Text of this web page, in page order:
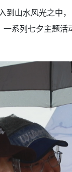
到山水风光之中
系列七夕主题